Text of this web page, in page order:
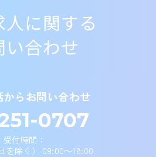
人に関する
い合わせ
からお問い合わせ
0707
受付時間：
を除く） 09:00～18:00